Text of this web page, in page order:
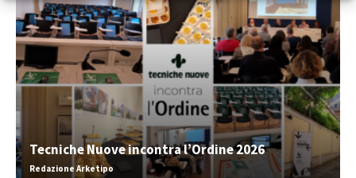
Tecniche Nuove incontra l’Ordine 2026
Redazione Arketipo